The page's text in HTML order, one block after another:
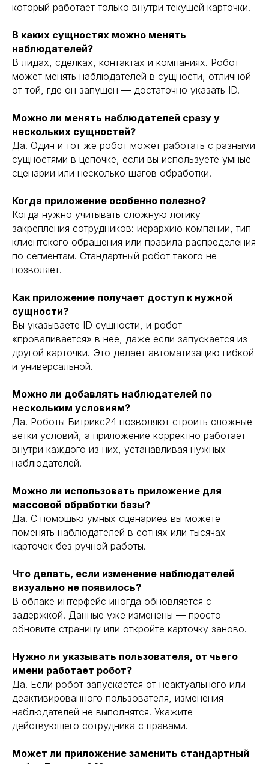
который работает только внутри текущей карточки.
В каких сущностях можно менять
наблюдателей?
В лидах, сделках, контактах и компаниях. Робот
может менять наблюдателей в сущности, отличной
от той, где он запущен — достаточно указать ID.
Можно ли менять наблюдателей сразу у
нескольких сущностей?
Да. Один и тот же робот может работать с разными
сущностями в цепочке, если вы используете умные
сценарии или несколько шагов обработки.
Когда приложение особенно полезно?
Когда нужно учитывать сложную логику
закрепления сотрудников: иерархию компании, тип
клиентского обращения или правила распределения
по сегментам. Стандартный робот такого не
позволяет.
Как приложение получает доступ к нужной
сущности?
Вы указываете ID сущности, и робот
«проваливается» в неё, даже если запускается из
другой карточки. Это делает автоматизацию гибкой
и универсальной.
Можно ли добавлять наблюдателей по
нескольким условиям?
Да. Роботы Битрикс24 позволяют строить сложные
ветки условий, а приложение корректно работает
внутри каждого из них, устанавливая нужных
наблюдателей.
Можно ли использовать приложение для
массовой обработки базы?
Да. С помощью умных сценариев вы можете
поменять наблюдателей в сотнях или тысячах
карточек без ручной работы.
Что делать, если изменение наблюдателей
визуально не появилось?
В облаке интерфейс иногда обновляется с
задержкой. Данные уже изменены — просто
обновите страницу или откройте карточку заново.
Нужно ли указывать пользователя, от чьего
имени работает робот?
Да. Если робот запускается от неактуального или
деактивированного пользователя, изменения
наблюдателей не выполнятся. Укажите
действующего сотрудника с правами.
Может ли приложение заменить стандартный